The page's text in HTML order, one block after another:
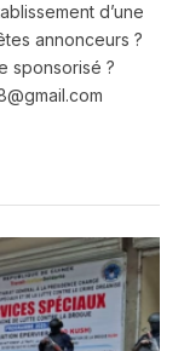
d’une
annonceurs ?
sponsorisé ?